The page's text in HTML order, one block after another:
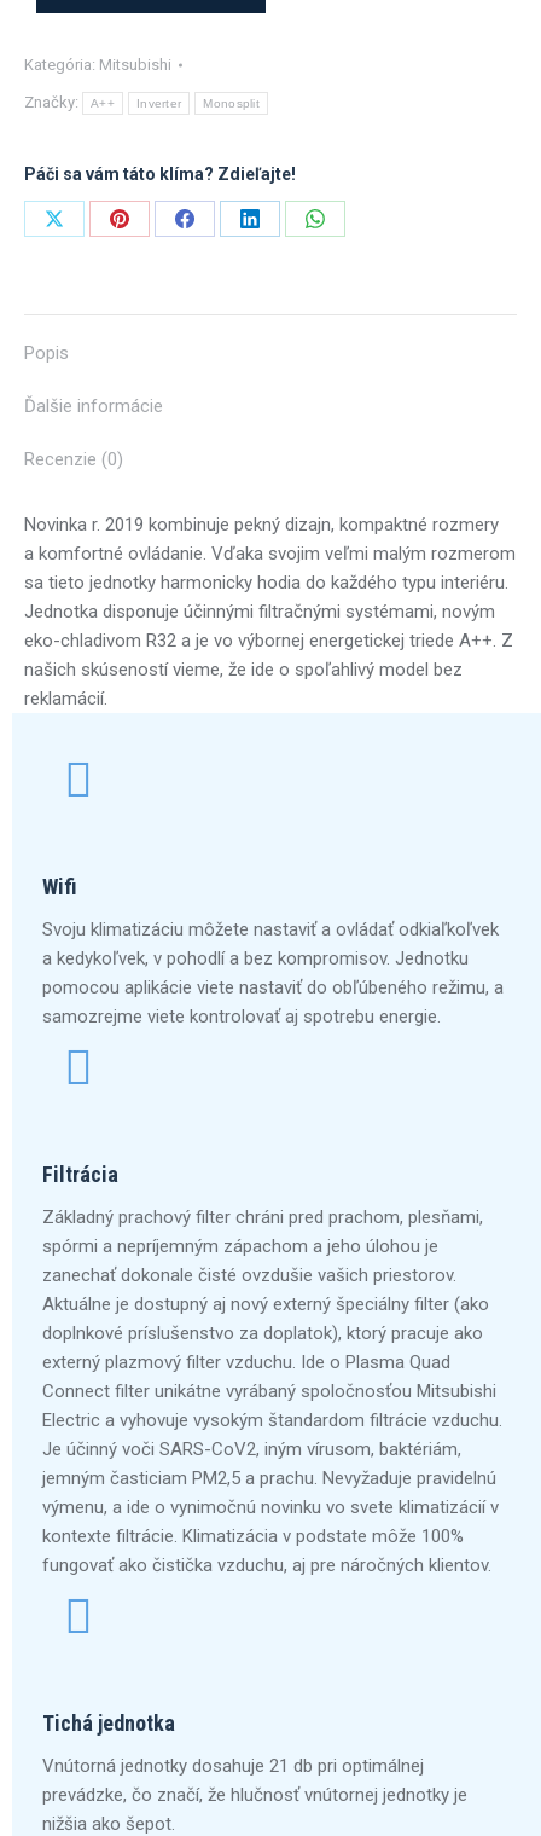
HR25VFK
MUZ-
HR25VF
Kategória: Mitsubishi
Značky: A++ Inverter Monosplit
Páči sa vám táto klíma? Zdieľajte!
Share
Share
Share
Share
Share
Popis
Ďalšie informácie
Recenzie (0)
Novinka r. 2019 kombinuje pekný dizajn, kompaktné rozmery
a komfortné ovládanie. Vďaka svojim veľmi malým rozmerom
sa tieto jednotky harmonicky hodia do každého typu interiéru.
Jednotka disponuje účinnými filtračnými systémami, novým
eko-chladivom R32 a je vo výbornej energetickej triede A++. Z
našich skúseností vieme, že ide o spoľahlivý model bez
reklamácií.
Wifi
Svoju klimatizáciu môžete nastaviť a ovládať odkiaľkoľvek
a kedykoľvek, v pohodlí a bez kompromisov. Jednotku
pomocou aplikácie viete nastaviť do obľúbeného režimu, a
samozrejme viete kontrolovať aj spotrebu energie.
Filtrácia
Základný prachový filter chráni pred prachom, plesňami,
spórmi a nepríjemným zápachom a jeho úlohou je
zanechať dokonale čisté ovzdušie vašich priestorov.
Aktuálne je dostupný aj nový externý špeciálny filter (ako
doplnkové príslušenstvo za doplatok), ktorý pracuje ako
externý plazmový filter vzduchu. Ide o Plasma Quad
Connect filter unikátne vyrábaný spoločnosťou Mitsubishi
Electric a vyhovuje vysokým štandardom filtrácie vzduchu.
Je účinný voči SARS-CoV2, iným vírusom, baktériám,
jemným časticiam PM2,5 a prachu. Nevyžaduje pravidelnú
výmenu, a ide o vynimočnú novinku vo svete klimatizácií v
kontexte filtrácie. Klimatizácia v podstate môže 100%
fungovať ako čistička vzduchu, aj pre náročných klientov.
Tichá jednotka
Vnútorná jednotky dosahuje 21 db pri optimálnej
prevádzke, čo značí, že hlučnosť vnútornej jednotky je
nižšia ako šepot.